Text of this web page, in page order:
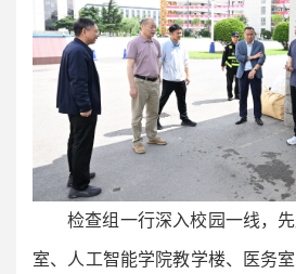
检查组一行深入校园一线，
室、人工智能学院教学楼、医务